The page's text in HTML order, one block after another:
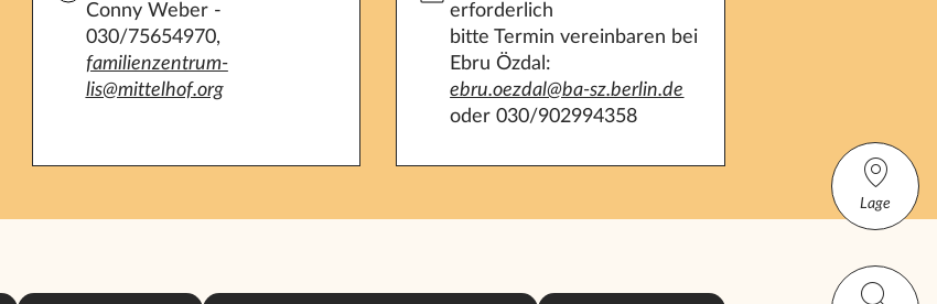
Lage
Conny Weber -
030/75654970,
familienzentrum-
lis@mittelhof.org
erforderlich
bitte Termin vereinbaren bei
Ebru Özdal:
ebru.oezdal@ba-sz.berlin.de
oder 030/902994358